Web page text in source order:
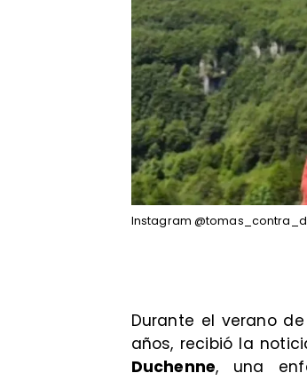
Instagram
​Durante el verano
años, recibió la
Duchenne, una